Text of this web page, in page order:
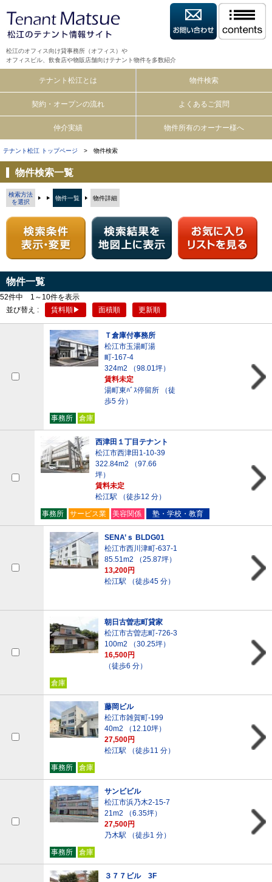
松江のオフィス向け貸事務所（オフィス）や
オフィスビル、飲食店や物販店舗向けテナント物件を多数紹介
テナント松江とは 物件検索
契約・オープンの流れ よくあるご質問
仲介実績 物件所有のオーナー様へ
テナント松江 トップページ > 物件検索
物件検索一覧
検索方法
を選択
物件一覧 物件詳細
物件一覧
52件中 1～10件を表示
並び替え :
賃料順▶ 面積順 更新順
Ｔ倉庫付事務所
松江市玉湯町湯
町-167-4
324m2 （98.01坪）
賃料未定
湯町東ﾊﾞｽ停留所 （徒
歩5 分）
事務所
倉庫
西津田１丁目テナント
松江市西津田1-10-39
322.84m2 （97.66
坪）
賃料未定
松江駅 （徒歩12 分）
事務所
サービス業 美容関係 塾・学校・教育
SENA’ｓ BLDG01
松江市西川津町-637-1
85.51m2 （25.87坪）
13,200円
松江駅 （徒歩45 分）
朝日古曽志町貸家
松江市古曽志町-726-3
100m2 （30.25坪）
16,500円
（徒歩6 分）
倉庫
藤岡ビル
松江市雑賀町-199
40m2 （12.10坪）
27,500円
松江駅 （徒歩11 分）
事務所
倉庫
サンビビル
松江市浜乃木2-15-7
21m2 （6.35坪）
27,500円
乃木駅 （徒歩1 分）
事務所
倉庫
３７７ビル 3F